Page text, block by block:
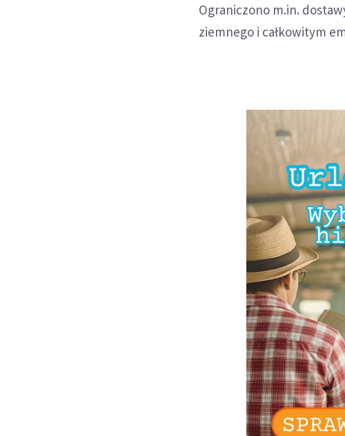
Ograniczono m.in.
ziemnego i całkowitym